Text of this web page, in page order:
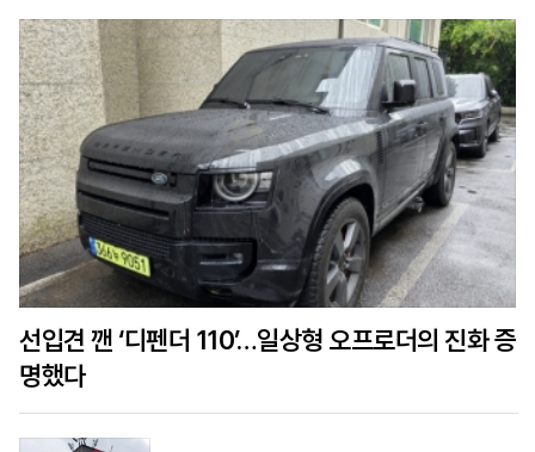
선입견 깬 ‘디펜더 110’…일상형 오프로더의 진화 증
명했다